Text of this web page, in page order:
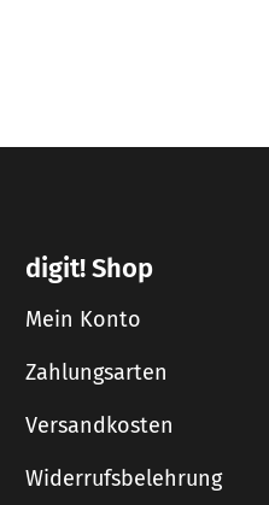
digit! Shop
Mein Konto
Zahlungsarten
Versandkosten
Widerrufsbelehrung